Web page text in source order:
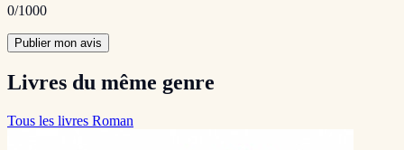
0/1000
Publier mon avis
Livres du même genre
Tous les livres Roman